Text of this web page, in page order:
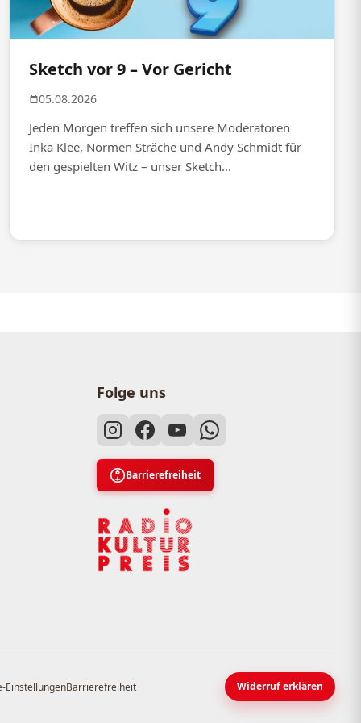
Sketch vor 9 – Vor Gericht
05.08.2026
Jeden Morgen treffen sich unsere Moderatoren
Inka Klee, Normen Sträche und Andy Schmidt für
den gespielten Witz – unser Sketch...
Folge uns
Barrierefreiheit
EinstellungenBarrierefreiheit Widerruf erklären